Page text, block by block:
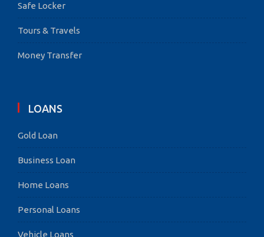
Safe Locker
Tours & Travels
Money Transfer
LOANS
Gold Loan
Business Loan
Home Loans
Personal Loans
Vehicle Loans